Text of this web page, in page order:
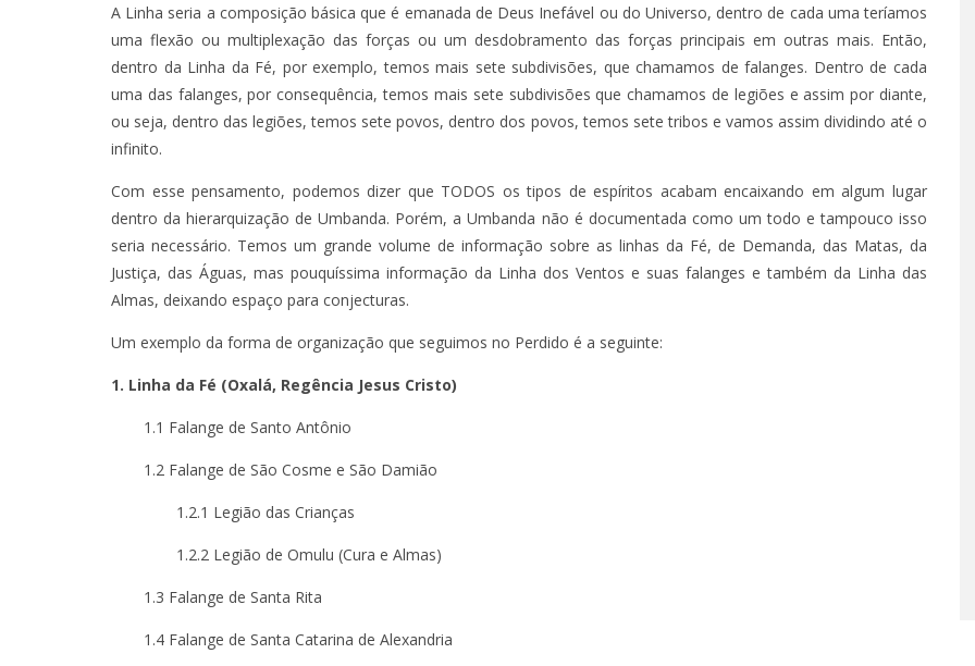
A Linha seria a composição básica que é emanada de Deus Inefável ou do Universo, dentro de cada uma teríamos
uma flexão ou multiplexação das forças ou um desdobramento das forças principais em outras mais. Então,
dentro da Linha da Fé, por exemplo, temos mais sete subdivisões, que chamamos de falanges. Dentro de cada
uma das falanges, por consequência, temos mais sete subdivisões que chamamos de legiões e assim por diante,
ou seja, dentro das legiões, temos sete povos, dentro dos povos, temos sete tribos e vamos assim dividindo até o
infinito.
Com esse pensamento, podemos dizer que TODOS os tipos de espíritos acabam encaixando em algum lugar
dentro da hierarquização de Umbanda. Porém, a Umbanda não é documentada como um todo e tampouco isso
seria necessário. Temos um grande volume de informação sobre as linhas da Fé, de Demanda, das Matas, da
Justiça, das Águas, mas pouquíssima informação da Linha dos Ventos e suas falanges e também da Linha das
Almas, deixando espaço para conjecturas.
Um exemplo da forma de organização que seguimos no Perdido é a seguinte:
1. Linha da Fé (Oxalá, Regência Jesus Cristo)
1.1 Falange de Santo Antônio
1.2 Falange de São Cosme e São Damião
1.2.1 Legião das Crianças
1.2.2 Legião de Omulu (Cura e Almas)
1.3 Falange de Santa Rita
1.4 Falange de Santa Catarina de Alexandria
TÁ PERDIDO? – EPISÓDIO 62
JUNHO 25, 2022
TÁ PERDIDO? – EPISÓDIO 66 TÁ PERDIDO? – EPISÓDIO